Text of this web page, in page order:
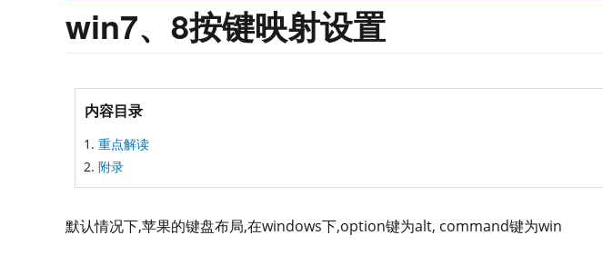
win7、8按键映射设置
内容目录
重点解读
附录
默认情况下,苹果的键盘布局,在windows下,option键为alt, command键为win